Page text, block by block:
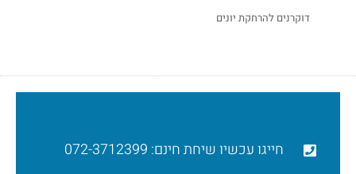
דוקרנים להרחקת יונים
חייגו עכשיו שיחת חינם: 072-3712399